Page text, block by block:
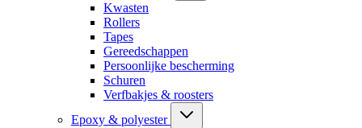
Kwasten
Rollers
Tapes
Gereedschappen
Persoonlijke bescherming
Schuren
Verfbakjes & roosters
Epoxy & polyester